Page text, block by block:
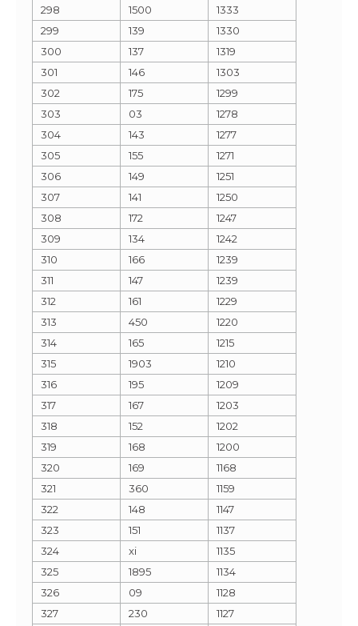
298 1500
1333
299
139
1330
300
137
1319
301
146
1303
302
175
1299
303
03
1278
304
143
1277
305
155
1271
306
149
1251
307
141
1250
308
172
1247
309
134
1242
310
166
1239
311
147
1239
312
161
1229
313
450
1220
314
165
1215
315
1903
1210
316
195
1209
317
167
1203
318
152
1202
319
168
1200
320
169
1168
321
360
1159
322
148
1147
323
151
1137
324
xi
1135
325
1895
1134
326
09
1128
327
230
1127